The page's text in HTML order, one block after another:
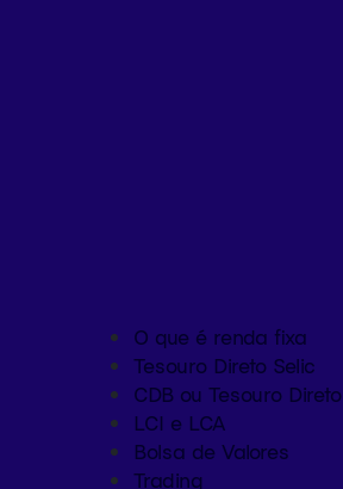
O que é renda fixa
Tesouro Direto Selic
CDB ou Tesouro Direto
LCI e LCA
Bolsa de Valores
Trading